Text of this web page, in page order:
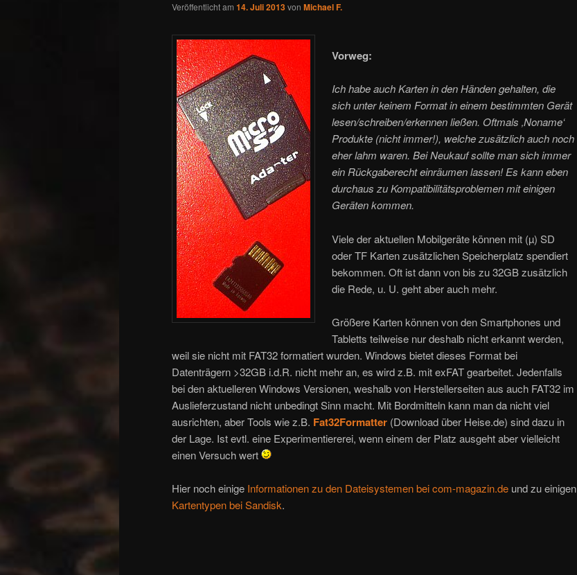
Veröffentlicht am 14. Juli 2013von Michael F.
Vorweg:
Ich habe auch Karten in den Händen gehalten, die
sich unter keinem Format in einem bestimmten Gerät
lesen/schreiben/erkennen ließen. Oftmals ‚Noname‘
Produkte (nicht immer!), welche zusätzlich auch noch
eher lahm waren. Bei Neukauf sollte man sich immer
ein Rückgaberecht einräumen lassen! Es kann eben
durchaus zu Kompatibilitätsproblemen mit einigen
Geräten kommen.
Viele der aktuellen Mobilgeräte können mit (µ) SD
oder TF Karten zusätzlichen Speicherplatz spendiert
bekommen. Oft ist dann von bis zu 32GB zusätzlich
die Rede, u. U. geht aber auch mehr.
Größere Karten können von den Smartphones und
Tabletts teilweise nur deshalb nicht erkannt werden,
weil sie nicht mit FAT32 formatiert wurden. Windows bietet dieses Format bei
Datenträgern >32GB i.d.R. nicht mehr an, es wird z.B. mit exFAT gearbeitet. Jedenfalls
bei den aktuelleren Windows Versionen, weshalb von Herstellerseiten aus auch FAT32 im
Auslieferzustand nicht unbedingt Sinn macht. Mit Bordmitteln kann man da nicht viel
ausrichten, aber Tools wie z.B. Fat32Formatter (Download über Heise.de) sind dazu in
der Lage. Ist evtl. eine Experimentiererei, wenn einem der Platz ausgeht aber vielleicht
einen Versuch wert
Hier noch einige Informationen zu den Dateisystemen bei com-magazin.de und zu einigen
Kartentypen bei Sandisk.